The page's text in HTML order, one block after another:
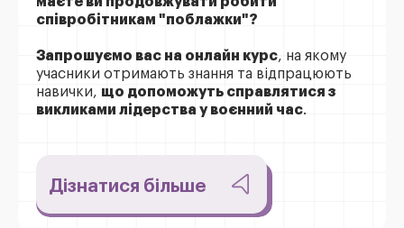
співробітникам "поблажки"?
Запрошуємо вас на онлайн курс, на якому
учасники отримають знання та відпрацюють
навички, що допоможуть справлятися з
викликами лідерства у воєнний час.
Дізнатися більше